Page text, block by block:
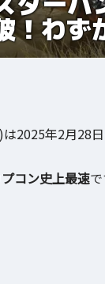
！わず
2025年2月28
コン史上最速で